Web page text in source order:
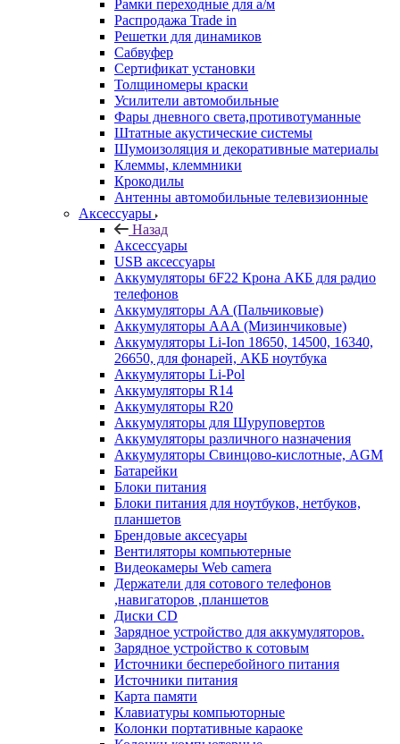
Рамки переходные для а/м
Распродажа Trade in
Решетки для динамиков
Сабвуфер
Сертификат установки
Толщиномеры краски
Усилители автомобильные
Фары дневного света,противотуманные
Штатные акустические системы
Шумоизоляция и декоративные материалы
Клеммы, клеммники
Крокодилы
Антенны автомобильные телевизионные
Аксессуары
Назад
Аксессуары
USB аксессуары
Аккумуляторы 6F22 Крона АКБ для радио
телефонов
Аккумуляторы AA (Пальчиковые)
Аккумуляторы AAA (Мизинчиковые)
Аккумуляторы Li-Ion 18650, 14500, 16340,
26650, для фонарей, АКБ ноутбука
Аккумуляторы Li-Pol
Аккумуляторы R14
Аккумуляторы R20
Аккумуляторы для Шуруповертов
Аккумуляторы различного назначения
Аккумуляторы Свинцово-кислотные, AGM
Батарейки
Блоки питания
Блоки питания для ноутбуков, нетбуков,
планшетов
Брендовые аксесуары
Вентиляторы компьютерные
Видеокамеры Web camera
Держатели для сотового телефонов
,навигаторов ,планшетов
Диски CD
Зарядное устройство для аккумуляторов.
Зарядное устройство к сотовым
Источники бесперебойного питания
Источники питания
Карта памяти
Клавиатуры компьюторные
Колонки портативные караоке